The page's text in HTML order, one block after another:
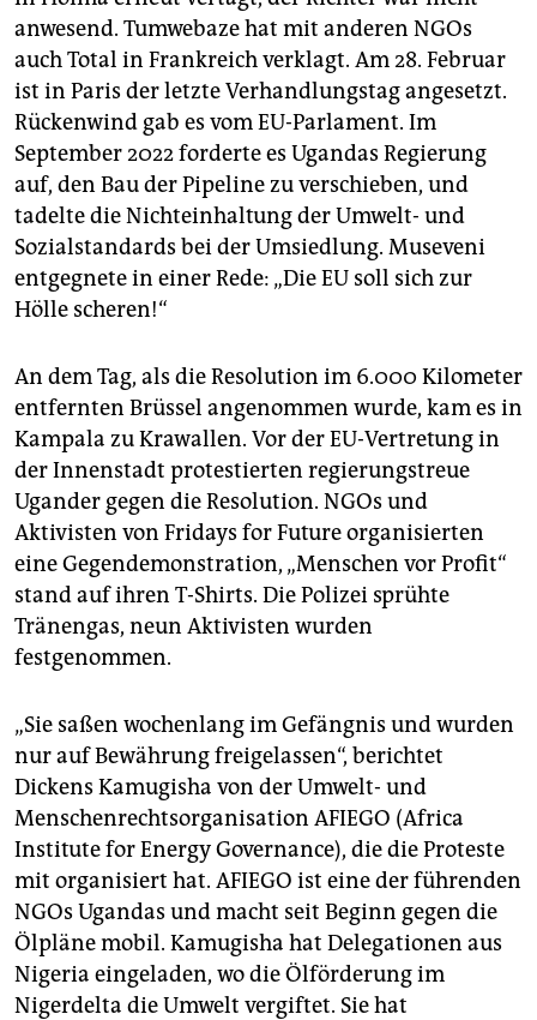
anwesend. Tumwebaze hat mit anderen NGOs
auch Total in Frankreich verklagt. Am 28. Februar
ist in Paris der letzte Verhandlungstag angesetzt.
Rückenwind gab es vom EU-Parlament. Im
September 2022 forderte es Ugandas Regierung
auf, den Bau der Pipeline zu verschieben, und
tadelte die Nichteinhaltung der Umwelt- und
Sozialstandards bei der Umsiedlung. Museveni
entgegnete in einer Rede: „Die EU soll sich zur
Hölle scheren!“
An dem Tag, als die Resolution im 6.000 Kilometer
entfernten Brüssel angenommen wurde, kam es in
Kampala zu Krawallen. Vor der EU-Vertretung in
der Innenstadt protestierten regierungstreue
Ugander gegen die Resolution. NGOs und
Aktivisten von Fridays for Future organisierten
eine Gegendemonstration, „Menschen vor Profit“
stand auf ihren T-Shirts. Die Polizei sprühte
Tränengas, neun Aktivisten wurden
festgenommen.
„Sie saßen wochenlang im Gefängnis und wurden
nur auf Bewährung freigelassen“, berichtet
Dickens Kamugisha von der Umwelt- und
Menschenrechtsorganisation AFIEGO (Africa
Institute for Energy Governance), die die Proteste
mit organisiert hat. AFIEGO ist eine der führenden
NGOs Ugandas und macht seit Beginn gegen die
Ölpläne mobil. Kamugisha hat Delegationen aus
Nigeria eingeladen, wo die Ölförderung im
Nigerdelta die Umwelt vergiftet. Sie hat